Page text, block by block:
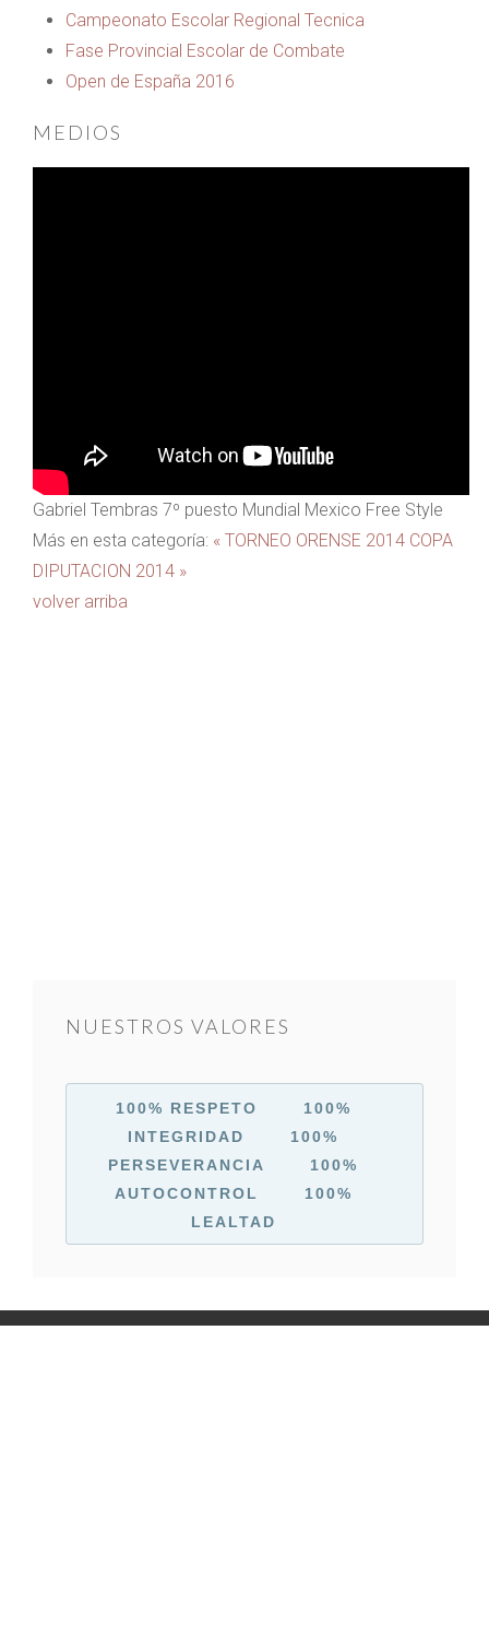
Campeonato Escolar Regional Tecnica
Fase Provincial Escolar de Combate
Open de España 2016
MEDIOS
Gabriel Tembras 7º puesto Mundial Mexico Free Style
Más en esta categoría: « TORNEO ORENSE 2014 COPA
DIPUTACION 2014 »
volver arriba
NUESTROS VALORES
100% RESPETO 100%
INTEGRIDAD
100%
PERSEVERANCIA
100%
AUTOCONTROL
100%
LEALTAD